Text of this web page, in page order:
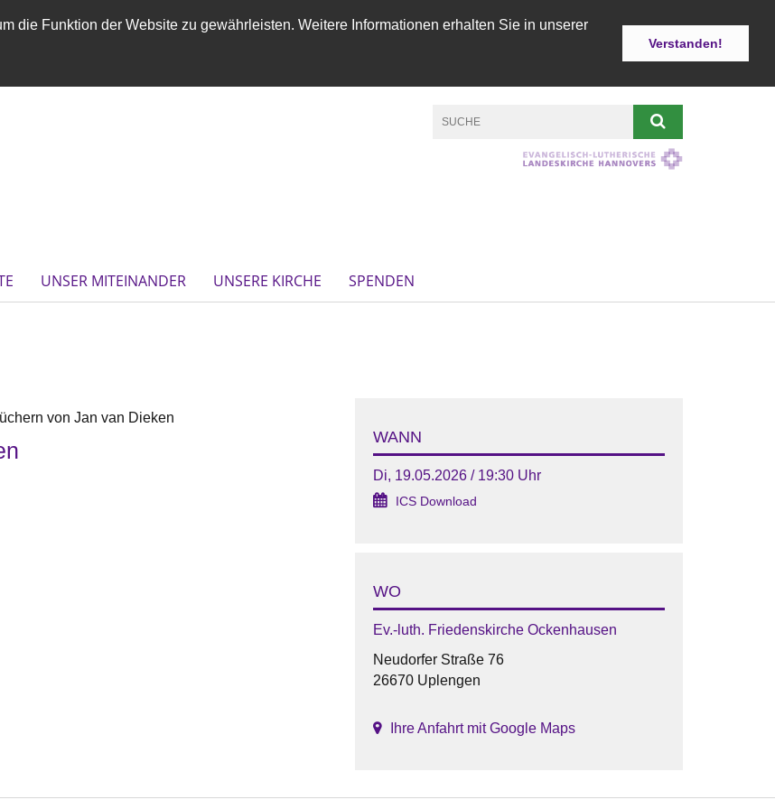
die Funktion der Website zu gewährleisten. Weitere Informationen erhalten Sie in unserer
Verstanden!
UNSER MITEINANDER UNSERE KIRCHE SPENDEN
von Jan van Dieken
WANN
Di, 19.05.2026 / 19:30 Uhr
ICS Download
WO
Ev.-luth. Friedenskirche Ockenhausen
Neudorfer Straße 76
26670 Uplengen
Ihre Anfahrt mit Google Maps